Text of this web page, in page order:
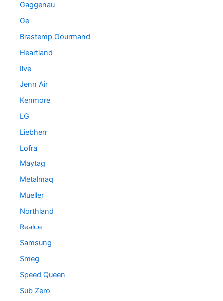
Gaggenau
Ge
Brastemp Gourmand
Heartland
Ilve
Jenn Air
Kenmore
LG
Liebherr
Lofra
Maytag
Metalmaq
Mueller
Northland
Realce
Samsung
Smeg
Speed Queen
Sub Zero